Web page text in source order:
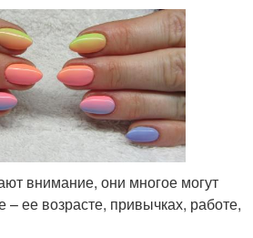
внимание, они многое могут
– ее возрасте, привычках, работе,